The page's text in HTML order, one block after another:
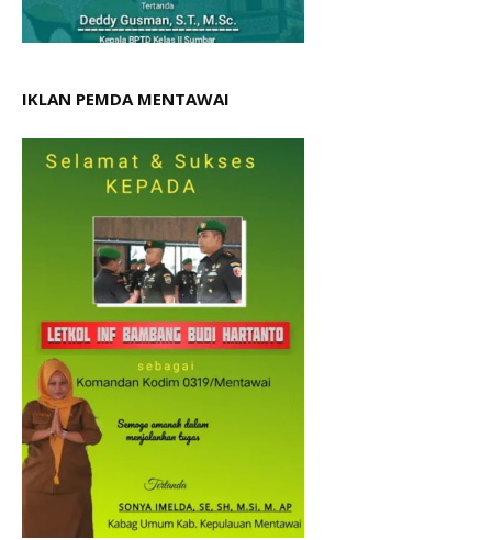
IKLAN PEMDA MENTAWAI